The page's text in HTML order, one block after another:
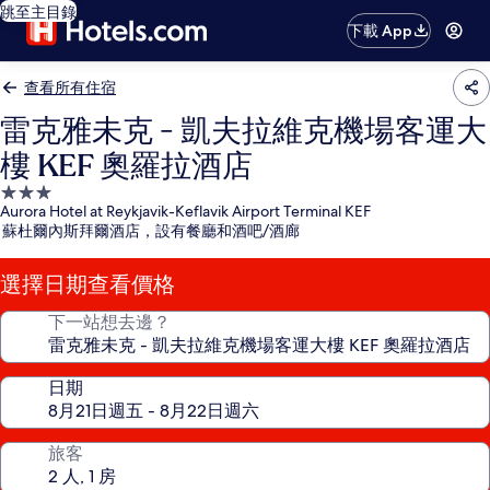
跳至主目錄
下載 App
查看所有住宿
雷克雅未克 - 凱夫拉維克機場客運大
樓 KEF 奧羅拉酒店
3.0
星
級
住
宿
Aurora Hotel at Reykjavik-Keflavik Airport Terminal KEF
蘇杜爾內斯拜爾酒店，設有餐廳和酒吧/酒廊
選擇日期查看價格
下一站想去邊？
日期
旅客